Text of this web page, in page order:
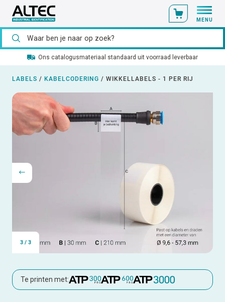
MENU
Ons catalogusmateriaal standaard uit voorraad leverbaar
LABELS / KABELCODERING / WIKKELLABELS - 1 PER RIJ
3 / 3
Te printen met: